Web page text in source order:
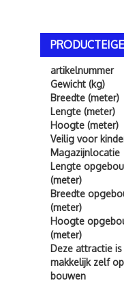
artikelnummer
Gewicht (kg)
Breedte (meter)
Lengte (meter)
Hoogte (meter)
Veilig voor
Magazijnlocatie
Lengte
(meter)
Breedte
(meter)
Hoogte
(meter)
Deze attractie is
makkelijk zelf
bouwen